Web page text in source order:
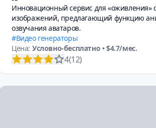
Инновационный сервис для «оживления»
изображений, предлагающий функцию
озвучания аватаров.
Видео генераторы
Цена: Условно-бесплатно • $4.7/мес.
4(12)